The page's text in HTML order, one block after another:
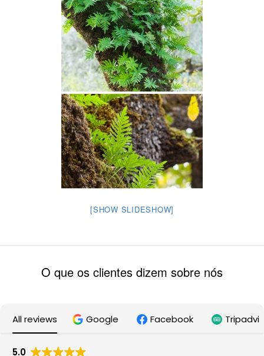
[SHOW SLIDESHOW]
O que os clientes dizem sobre nós
All reviews Google Facebook
5.0